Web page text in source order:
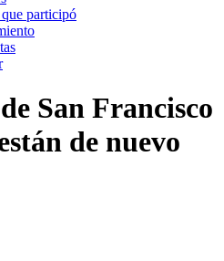
participó
San Francisco
de nuevo